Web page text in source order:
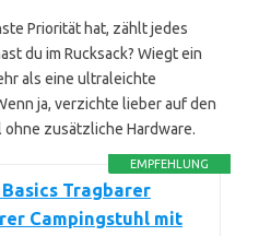
Priorität hat, zählt jedes
du im Rucksack? Wiegt ein
als eine ultraleichte
ja, verzichte lieber auf den
zusätzliche Hardware.
EMPFEHLUNG
Tragbarer
Campingstuhl mit